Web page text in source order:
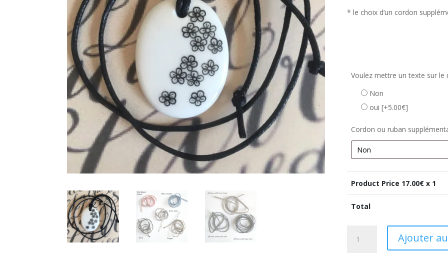
* le choix d’un cordon
Voulez mettre un texte sur le
Non
oui [+5.00€]
Cordon ou ruban
Product Price 17.00€ x 1
Total
Ajouter